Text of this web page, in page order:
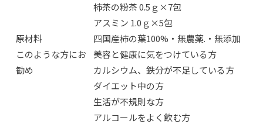
柿茶の粉茶 0.5ｇ×7包
アスミン 1.0ｇ×5包
原材料
四国産柿の葉100%・無農薬.・無添加
このような方にお
勧め
美容と健康に気をつけている方
カルシウム、鉄分が不足している方
ダイエット中の方
生活が不規則な方
アルコールをよく飲む方